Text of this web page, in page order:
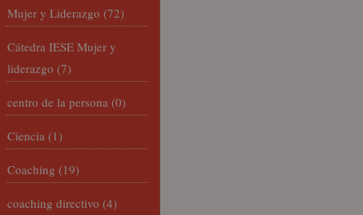
Mujer y Liderazgo (72)
Cátedra IESE Mujer y
liderazgo (7)
centro de la persona (0)
Ciencia (1)
Coaching (19)
coaching directivo (4)